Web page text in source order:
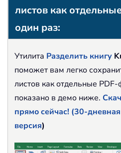
листов как
один раз:
Утилита Разделить книгу
поможет вам легко
листов как отдельные
показано в демо ниже.
прямо сейчас! (30-
версия)